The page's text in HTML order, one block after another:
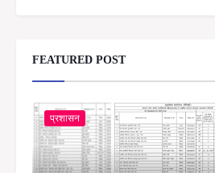
FEATURED POST
प्रशासन